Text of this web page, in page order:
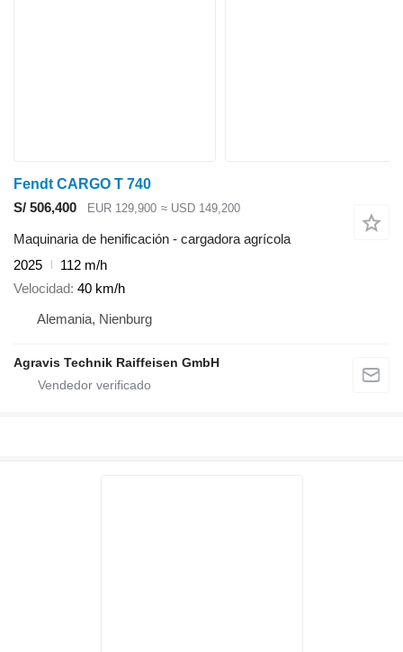
Fendt CARGO T 740
S/ 506,400
EUR 129,900 ≈ USD 149,200
Maquinaria de henificación - cargadora agrícola
2025
112 m/h
Velocidad 40 km/h
Alemania, Nienburg
Agravis Technik Raiffeisen GmbH